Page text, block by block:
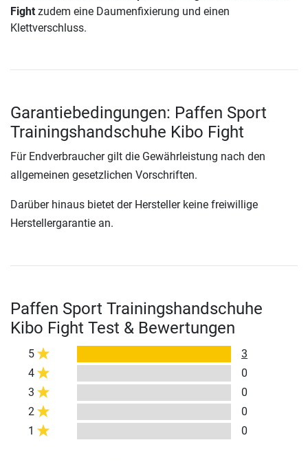
Fight zudem eine Daumenfixierung und einen
Klettverschluss.
Garantiebedingungen: Paffen Sport
Trainingshandschuhe Kibo Fight
Für Endverbraucher gilt die Gewährleistung nach den
allgemeinen gesetzlichen Vorschriften.
Darüber hinaus bietet der Hersteller keine freiwillige
Herstellergarantie an.
Paffen Sport Trainingshandschuhe
Kibo Fight Test & Bewertungen
5
3
4
0
3
0
2
0
1
0